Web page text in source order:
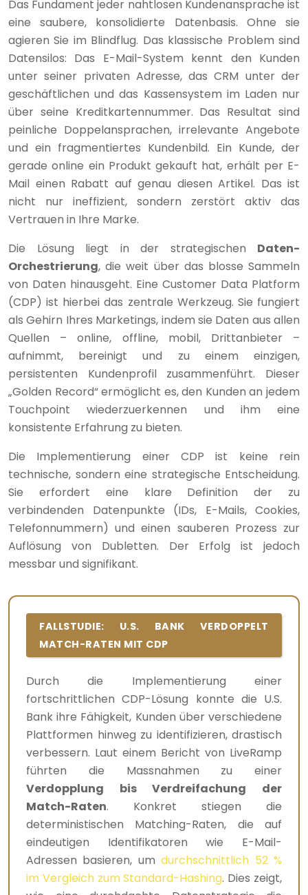
Das Fundament jeder nahtlosen Kundenansprache ist
eine saubere, konsolidierte Datenbasis. Ohne sie
agieren Sie im Blindflug. Das klassische Problem sind
Datensilos: Das E-Mail-System kennt den Kunden
unter seiner privaten Adresse, das CRM unter der
geschäftlichen und das Kassensystem im Laden nur
über seine Kreditkartennummer. Das Resultat sind
peinliche Doppelansprachen, irrelevante Angebote
und ein fragmentiertes Kundenbild. Ein Kunde, der
gerade online ein Produkt gekauft hat, erhält per E-
Mail einen Rabatt auf genau diesen Artikel. Das ist
nicht nur ineffizient, sondern zerstört aktiv das
Vertrauen in Ihre Marke.
Die Lösung liegt in der strategischen Daten-
Orchestrierung, die weit über das blosse Sammeln
von Daten hinausgeht. Eine Customer Data Platform
(CDP) ist hierbei das zentrale Werkzeug. Sie fungiert
als Gehirn Ihres Marketings, indem sie Daten aus allen
Quellen – online, offline, mobil, Drittanbieter –
aufnimmt, bereinigt und zu einem einzigen,
persistenten Kundenprofil zusammenführt. Dieser
„Golden Record“ ermöglicht es, den Kunden an jedem
Touchpoint wiederzuerkennen und ihm eine
konsistente Erfahrung zu bieten.
Die Implementierung einer CDP ist keine rein
technische, sondern eine strategische Entscheidung.
Sie erfordert eine klare Definition der zu
verbindenden Datenpunkte (IDs, E-Mails, Cookies,
Telefonnummern) und einen sauberen Prozess zur
Auflösung von Dubletten. Der Erfolg ist jedoch
messbar und signifikant.
FALLSTUDIE: U.S. BANK VERDOPPELT
MATCH-RATEN MIT CDP
Durch die Implementierung einer
fortschrittlichen CDP-Lösung konnte die U.S.
Bank ihre Fähigkeit, Kunden über verschiedene
Plattformen hinweg zu identifizieren, drastisch
verbessern. Laut einem Bericht von LiveRamp
führten die Massnahmen zu einer
Verdopplung bis Verdreifachung der
Match-Raten. Konkret stiegen die
deterministischen Matching-Raten, die auf
eindeutigen Identifikatoren wie E-Mail-
Adressen basieren, umdurchschnittlich 52 %
im Vergleich zum Standard-Hashing. Dies zeigt,